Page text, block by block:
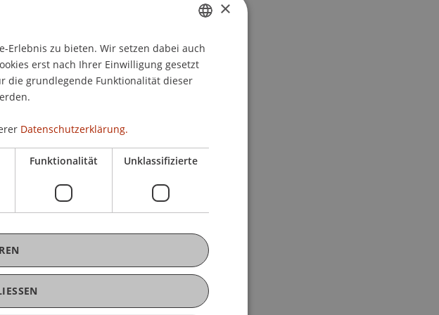
GERMAN
ENGLISH
×
Erlebnis zu bieten. Wir setzen dabei auch
erst nach Ihrer Einwilligung gesetzt
die grundlegende Funktionalität dieser
Datenschutzerklärung.
Funktionalität Unklassifizierte